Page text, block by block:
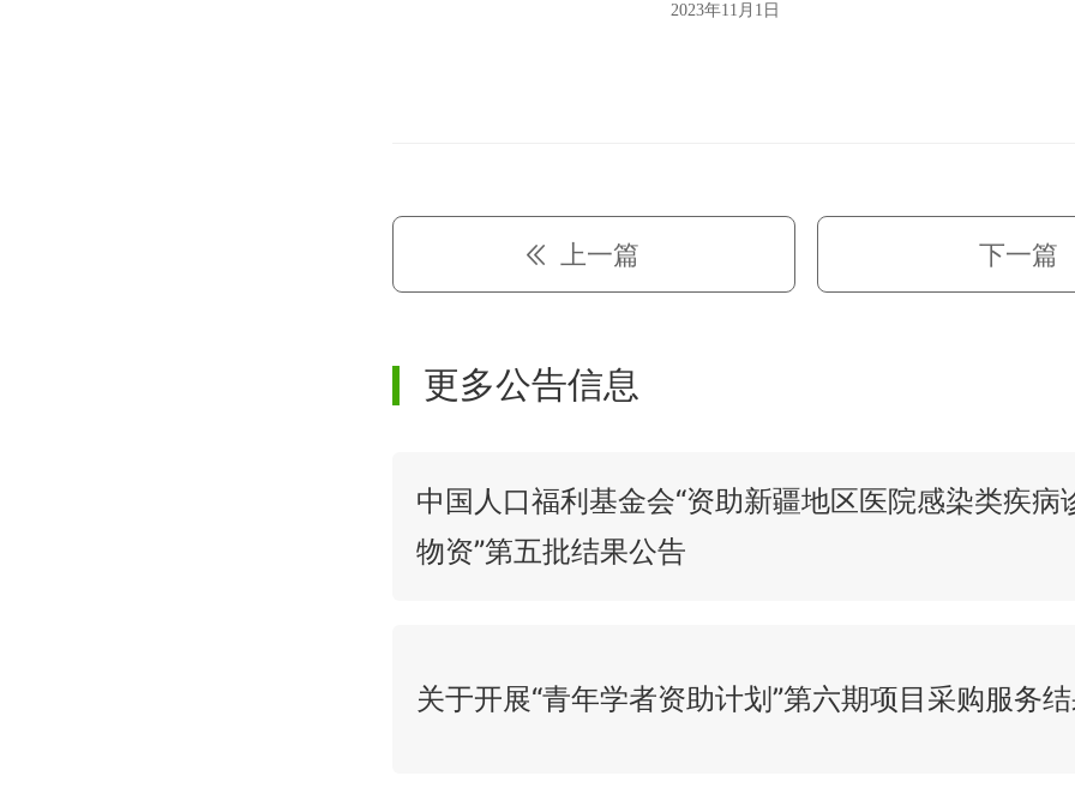
2023年11月1日
上一篇 下一篇
更多公告信息
中国人口福利基金会“资助新疆地区医院感染类疾病
物资”第五批结果公告
关于开展“青年学者资助计划”第六期项目采购服务